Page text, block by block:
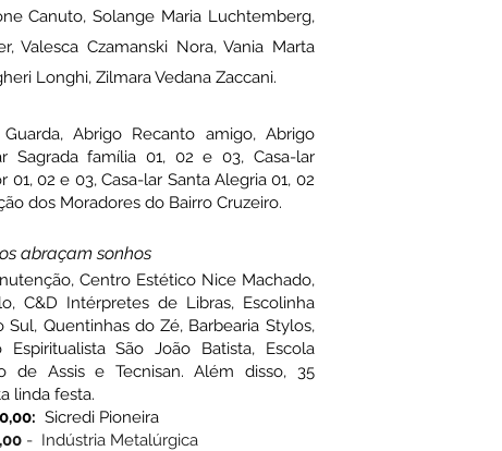
Canuto, Solange Maria Luchtemberg,
Valesca Czamanski Nora, Vania Marta
Longhi, Zilmara Vedana Zaccani.
Abrigo Recanto amigo, Abrigo
Sagrada família 01, 02 e 03, Casa-lar
02 e 03, Casa-lar Santa Alegria 01, 02
dos Moradores do Bairro Cruzeiro.
abraçam sonhos
Centro Estético Nice Machado,
C&D Intérpretes de Libras, Escolinha
Quentinhas do Zé, Barbearia Stylos,
São João Batista, Escola
de Assis e Tecnisan. Além disso, 35
linda festa.
Sicredi Pioneira
- Indústria Metalúrgica